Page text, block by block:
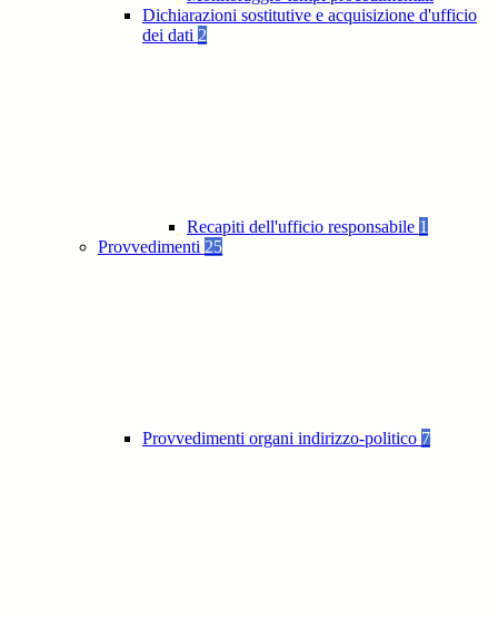
Dichiarazioni sostitutive e acquisizione d'ufficio
dei dati 2
Recapiti dell'ufficio responsabile 1
Provvedimenti 25
Provvedimenti organi indirizzo-politico 7